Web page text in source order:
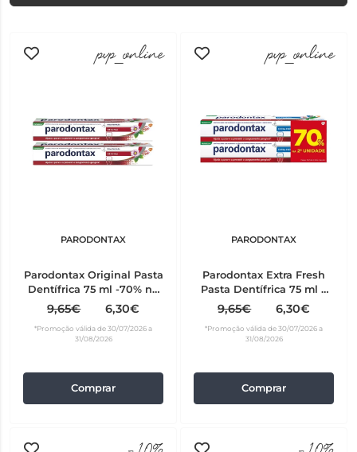
pvp_online
PARODONTAX
Parodontax Original Pasta
Dentífrica 75 ml -70% na
2ª unidade
9,65€ 6,30€
*Promoção válida de 30/07/2026 a
31/08/2026
Comprar
pvp_online
PARODONTAX
Parodontax Extra Fresh
Pasta Dentífrica 75 ml 2
unidades Preço Especial
9,65€ 6,30€
*Promoção válida de 30/07/2026 a
31/08/2026
Comprar